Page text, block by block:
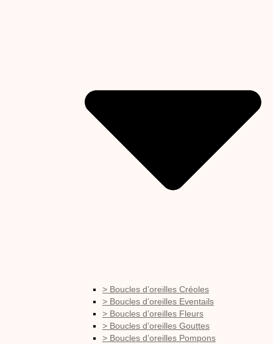
> Boucles d’oreilles Créoles
> Boucles d’oreilles Eventails
> Boucles d’oreilles Fleurs
> Boucles d’oreilles Gouttes
> Boucles d’oreilles Pompons